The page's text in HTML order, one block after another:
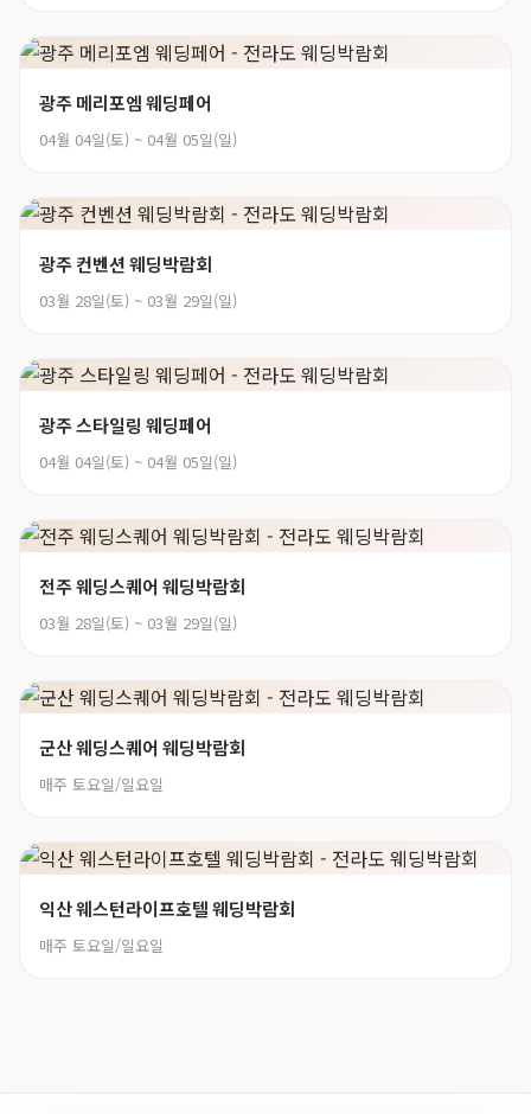
광주 메리포엠 웨딩페어
04월 04일(토) ~ 04월 05일(일)
광주 컨벤션 웨딩박람회
03월 28일(토) ~ 03월 29일(일)
광주 스타일링 웨딩페어
04월 04일(토) ~ 04월 05일(일)
전주 웨딩스퀘어 웨딩박람회
03월 28일(토) ~ 03월 29일(일)
군산 웨딩스퀘어 웨딩박람회
매주 토요일/일요일
익산 웨스턴라이프호텔 웨딩박람회
매주 토요일/일요일